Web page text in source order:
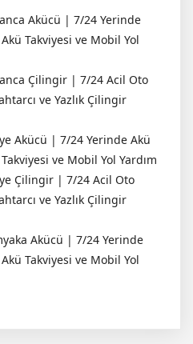
Akücü | 7/24 Yerinde
Takviyesi ve Mobil Yol
Çilingir | 7/24 Acil Oto
ve Yazlık Çilingir
Akücü | 7/24 Yerinde Akü
ve Mobil Yol Yardım
Çilingir | 7/24 Acil Oto
ve Yazlık Çilingir
Akücü | 7/24 Yerinde
Takviyesi ve Mobil Yol